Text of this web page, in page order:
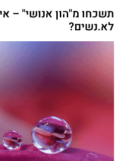
תשכחו מ"הון אנושי" –
לא.נשים?